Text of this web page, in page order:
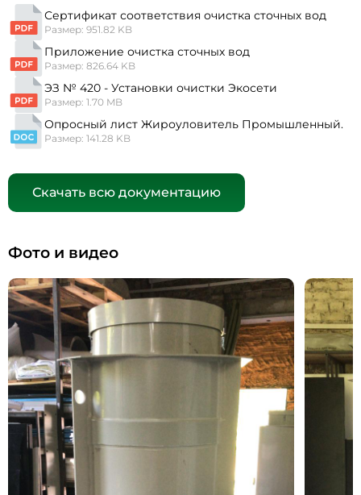
Сертификат соответствия очистка сточных вод
Размер: 951.82 KB
Приложение очистка сточных вод
Размер: 826.64 KB
ЭЗ № 420 - Установки очистки Экосети
Размер: 1.70 MB
Опросный лист Жироуловитель Промышленный.
Размер: 141.28 KB
Скачать всю документацию
Фото и видео